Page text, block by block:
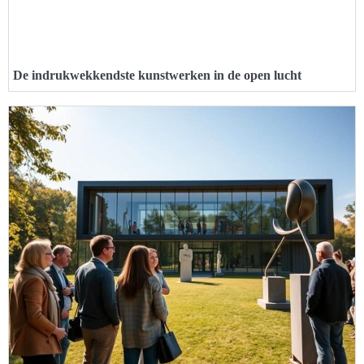
De indrukwekkendste kunstwerken in de open lucht